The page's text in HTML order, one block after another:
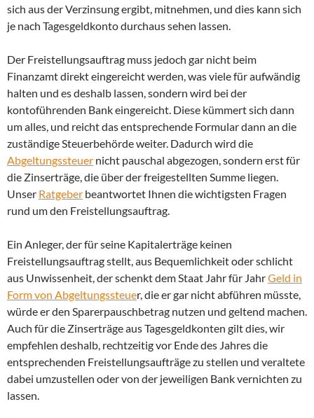
sich aus der Verzinsung ergibt, mitnehmen, und dies kann sich
je nach Tagesgeldkonto durchaus sehen lassen.
Der Freistellungsauftrag muss jedoch gar nicht beim
Finanzamt direkt eingereicht werden, was viele für aufwändig
halten und es deshalb lassen, sondern wird bei der
kontoführenden Bank eingereicht. Diese kümmert sich dann
um alles, und reicht das entsprechende Formular dann an die
zuständige Steuerbehörde weiter. Dadurch wird die
Abgeltungssteuer nicht pauschal abgezogen, sondern erst für
die Zinserträge, die über der freigestellten Summe liegen.
Unser Ratgeber beantwortet Ihnen die wichtigsten Fragen
rund um den Freistellungsauftrag.
Ein Anleger, der für seine Kapitalerträge keinen
Freistellungsauftrag stellt, aus Bequemlichkeit oder schlicht
aus Unwissenheit, der schenkt dem Staat Jahr für JahrGeld in
Form von Abgeltungssteuer, die er gar nicht abführen müsste,
würde er den Sparerpauschbetrag nutzen und geltend machen.
Auch für die Zinserträge aus Tagesgeldkonten gilt dies, wir
empfehlen deshalb, rechtzeitig vor Ende des Jahres die
entsprechenden Freistellungsaufträge zu stellen und veraltete
dabei umzustellen oder von der jeweiligen Bank vernichten zu
lassen.